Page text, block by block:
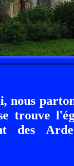
nous
trouve
des